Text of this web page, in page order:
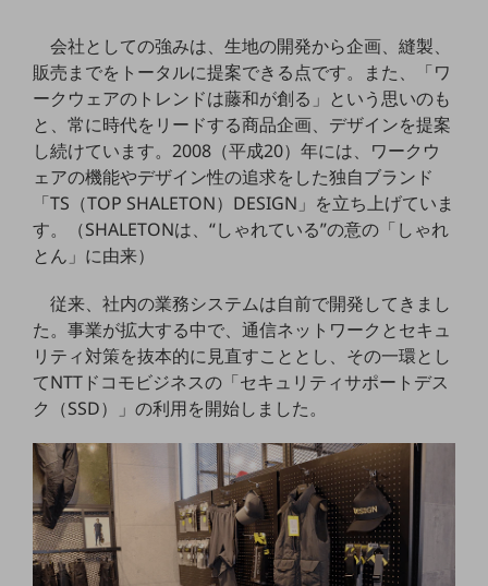
お役立ち資料ダウンロード
トレンド記事特集
IT用語集
中堅中小企業向け
サービス・ソリューション
課題やニーズに合ったサービスをご紹介し、
中堅中小企業のビジネスをサポート！
お悩みから見つける
お悩みから見つけるTOP
モバイル・音声
バックオフィス
リモート・ハイブリッドワーク
セキュリティ
その他のお悩みはこちら
業界から見つける
業界から見つけるTOP
製造業
会社としての強みは、生地の開発から企画、縫製、
販売までをトータルに提案できる点です。また、「ワ
ークウェアのトレンドは藤和が創る」という思いのも
と、常に時代をリードする商品企画、デザインを提案
し続けています。2008（平成20）年には、ワークウ
ェアの機能やデザイン性の追求をした独自ブランド
「TS（TOP SHALETON）DESIGN」を立ち上げていま
す。（SHALETONは、“しゃれている”の意の「しゃれ
とん」に由来）
従来、社内の業務システムは自前で開発してきまし
た。事業が拡大する中で、通信ネットワークとセキュ
リティ対策を抜本的に見直すこととし、その一環とし
てNTTドコモビジネスの「セキュリティサポートデス
ク（SSD）」の利用を開始しました。